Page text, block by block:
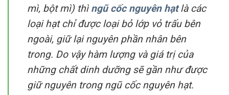
mì, bột mì) thì ngũ cốc nguyên hạtlà các
loại hạt chỉ được loại bỏ lớp vỏ trấu bên
ngoài, giữ lại nguyên phần nhân bên
trong. Do vậy hàm lượng và giá trị của
những chất dinh dưỡng sẽ gần như được
giữ nguyên trong ngũ cốc nguyên hạt.